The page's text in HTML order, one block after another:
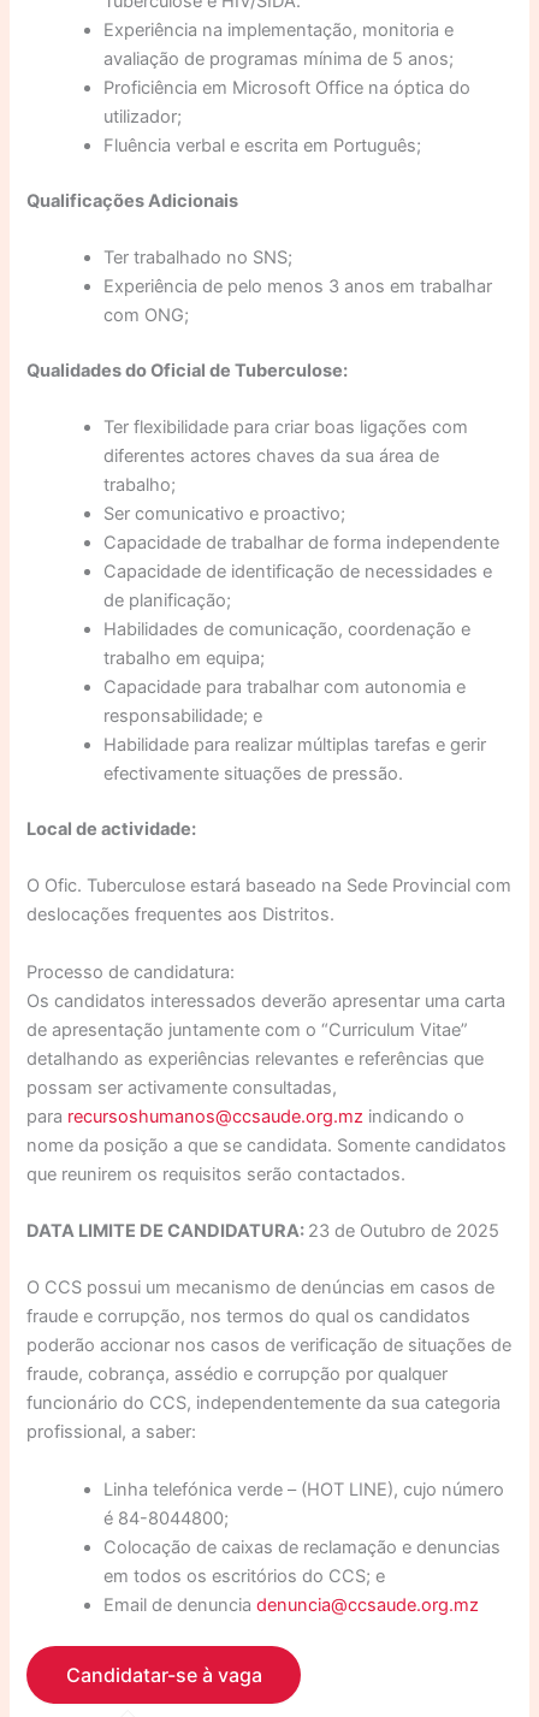
Experiência na implementação, monitoria e
avaliação de programas mínima de 5 anos;
Proficiência em Microsoft Office na óptica do
utilizador;
Fluência verbal e escrita em Português;
Qualificações Adicionais
Ter trabalhado no SNS;
Experiência de pelo menos 3 anos em trabalhar
com ONG;
Qualidades do Oficial de Tuberculose:
Ter flexibilidade para criar boas ligações com
diferentes actores chaves da sua área de
trabalho;
Ser comunicativo e proactivo;
Capacidade de trabalhar de forma independente
Capacidade de identificação de necessidades e
de planificação;
Habilidades de comunicação, coordenação e
trabalho em equipa;
Capacidade para trabalhar com autonomia e
responsabilidade; e
Habilidade para realizar múltiplas tarefas e gerir
efectivamente situações de pressão.
Local de actividade:
O Ofic. Tuberculose estará baseado na Sede Provincial com
deslocações frequentes aos Distritos.
Processo de candidatura:
Os candidatos interessados deverão apresentar uma carta
de apresentação juntamente com o “Curriculum Vitae”
detalhando as experiências relevantes e referências que
possam ser activamente consultadas,
para recursoshumanos@ccsaude.org.mz indicando o
nome da posição a que se candidata. Somente candidatos
que reunirem os requisitos serão contactados.
DATA LIMITE DE CANDIDATURA: 23 de Outubro de 2025
O CCS possui um mecanismo de denúncias em casos de
fraude e corrupção, nos termos do qual os candidatos
poderão accionar nos casos de verificação de situações de
fraude, cobrança, assédio e corrupção por qualquer
funcionário do CCS, independentemente da sua categoria
profissional, a saber:
Linha telefónica verde – (HOT LINE), cujo número
é 84-8044800;
Colocação de caixas de reclamação e denuncias
em todos os escritórios do CCS; e
Email de denuncia denuncia@ccsaude.org.mz